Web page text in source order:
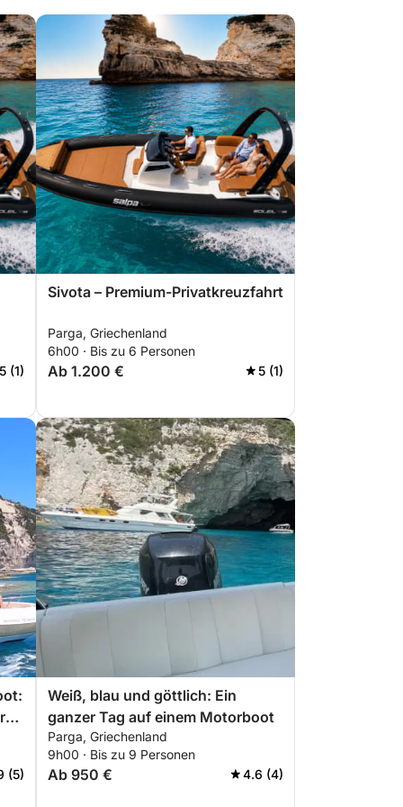
5 (1)
Sivota – Premium-Privatkreuzfahrt
Parga, Griechenland
6h00 · Bis zu 6 Personen
Ab 1.200 € 5 (1)
(5)
Weiß, blau und göttlich: Ein
ganzer Tag auf einem Motorboot
Parga, Griechenland
9h00 · Bis zu 9 Personen
Ab 950 € 4.6 (4)